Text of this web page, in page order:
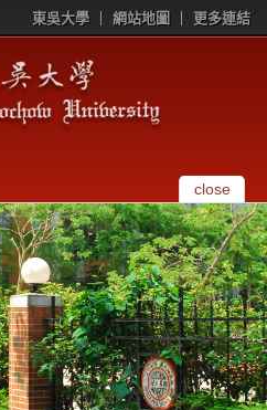
東吳大學 網站地圖 更多連結
close